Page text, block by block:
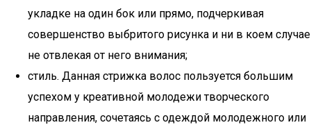
укладке на один бок или прямо, подчеркивая
совершенство выбритого рисунка и ни в коем случае
не отвлекая от него внимания;
стиль. Данная стрижка волос пользуется большим
успехом у креативной молодежи творческого
направления, сочетаясь с одеждой молодежного или